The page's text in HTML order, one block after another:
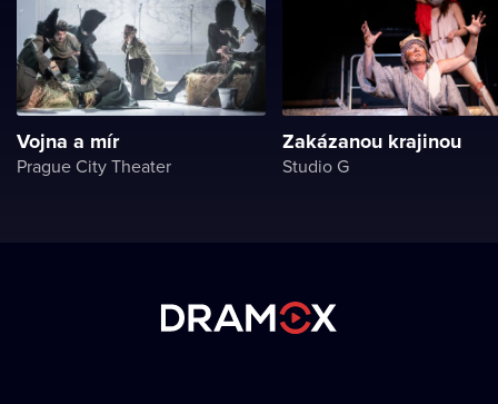
Vojna a mír
Prague City Theater
Zakázanou krajinou
Studio G